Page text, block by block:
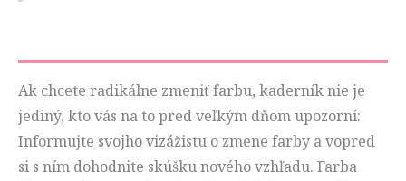
Ak chcete radikálne zmeniť farbu, kaderník nie je
jediný, kto vás na to pred veľkým dňom upozorní:
Informujte svojho vizážistu o zmene farby a vopred
si s ním dohodnite skúšku nového vzhľadu. Farba